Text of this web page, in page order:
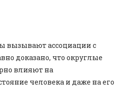
вызывают ассоциации с
доказано, что округлые
влияют на
человека и даже на его